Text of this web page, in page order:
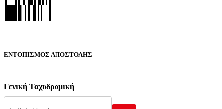
ΕΝΤΟΠΙΣΜΟΣ ΑΠΟΣΤΟΛΗΣ
Γενική Ταχυδρομική